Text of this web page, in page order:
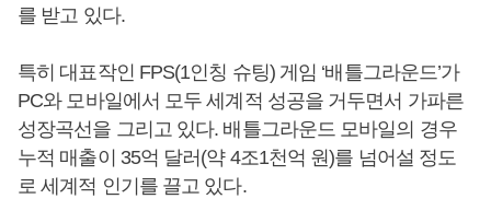
를 받고 있다.
특히 대표작인 FPS(1인칭 슈팅) 게임 ‘배틀그라운드’가
PC와 모바일에서 모두 세계적 성공을 거두면서 가파른
성장곡선을 그리고 있다. 배틀그라운드 모바일의 경우
누적 매출이 35억 달러(약 4조1천억 원)를 넘어설 정도
로 세계적 인기를 끌고 있다.